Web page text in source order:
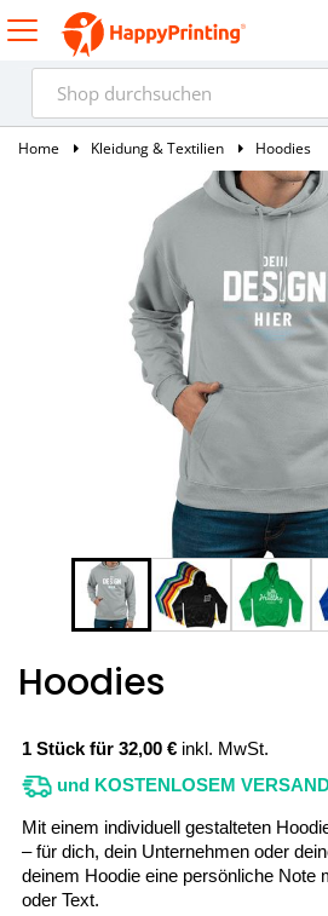
Home Kleidung & Textilien Hoodies
Hoodies
1 Stück für 32,00 € inkl. MwSt.
und KOSTENLOSEM
Mit einem individuell gestalteten
– für dich, dein Unternehmen oder
deinem Hoodie eine persönliche Note
oder Text.